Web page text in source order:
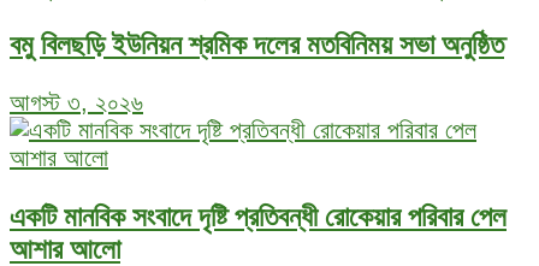
বমু বিলছড়ি ইউনিয়ন শ্রমিক দলের মতবিনিময় সভা অনুষ্ঠিত
আগস্ট ৩, ২০২৬
একটি মানবিক সংবাদে দৃষ্টি প্রতিবন্ধী রোকেয়ার পরিবার পেল
আশার আলো